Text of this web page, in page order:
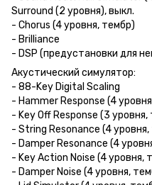
Surround (2 уровня), выкл.
- Chorus (4 уровня, тембр)
- Brilliance
- DSP (предустановки для
Акустический симулятор:
- 88-Key Digital Scaling
- Hammer Response (4
- Key Off Response (3 уровня,
- String Resonance (4
- Damper Resonance (4
- Key Action Noise (4 уровня,
- Damper Noise (4 уровня,